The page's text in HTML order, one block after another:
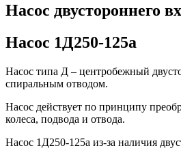
Насос двустороннего
Насос 1Д250-125а
Насос типа Д – центробежный
спиральным отводом.
Насос действует по принципу
колеса, подвода и отвода.
Насос 1Д250-125а из-за наличия